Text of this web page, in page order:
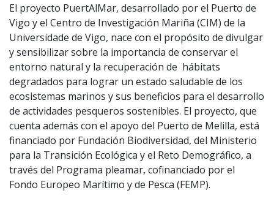
El proyecto PuertAlMar, desarrollado por el Puerto de
Vigo y el Centro de Investigación Mariña (CIM) de la
Universidade de Vigo, nace con el propósito de divulgar
y sensibilizar sobre la importancia de conservar el
entorno natural y la recuperación de hábitats
degradados para lograr un estado saludable de los
ecosistemas marinos y sus beneficios para el desarrollo
de actividades pesqueros sostenibles. El proyecto, que
cuenta además con el apoyo del Puerto de Melilla, está
financiado por Fundación Biodiversidad, del Ministerio
para la Transición Ecológica y el Reto Demográfico, a
través del Programa pleamar, cofinanciado por el
Fondo Europeo Marítimo y de Pesca (FEMP).